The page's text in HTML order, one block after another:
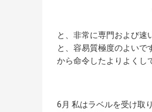
と、非常に専門および速
と、容易質極度のよいで
から命令したよりよくし
6月 私はラベルを受け取